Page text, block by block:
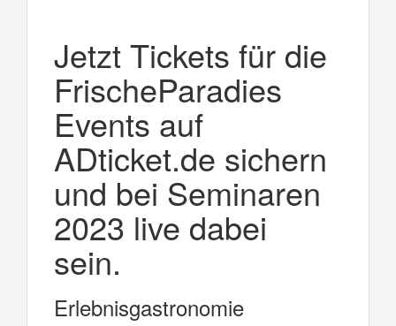
Jetzt Tickets für die
FrischeParadies
Events auf
ADticket.de sichern
und bei Seminaren
2023 live dabei
sein.
Erlebnisgastronomie